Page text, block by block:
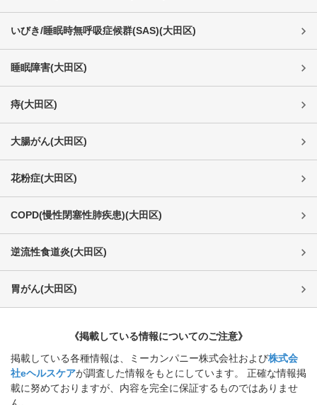
いびき/睡眠時無呼吸症候群(SAS)(大田区)
睡眠障害(大田区)
痔(大田区)
大腸がん(大田区)
花粉症(大田区)
COPD(慢性閉塞性肺疾患)(大田区)
逆流性食道炎(大田区)
胃がん(大田区)
《掲載している情報についてのご注意》
掲載している各種情報は、ミーカンパニー株式会社および株式会
社eヘルスケアが調査した情報をもとにしています。 正確な情報掲
載に努めておりますが、内容を完全に保証するものではありませ